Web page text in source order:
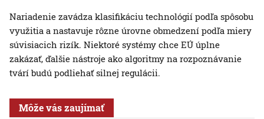
Nariadenie zavádza klasifikáciu technológií podľa spôsobu
využitia a nastavuje rôzne úrovne obmedzení podľa miery
súvisiacich rizík. Niektoré systémy chce EÚ úplne
zakázať, ďalšie nástroje ako algoritmy na rozpoznávanie
tvárí budú podliehať silnej regulácii.
Môže vás zaujímať